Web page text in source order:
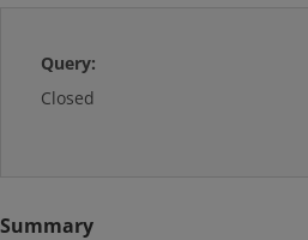
Query:
Closed
Summary